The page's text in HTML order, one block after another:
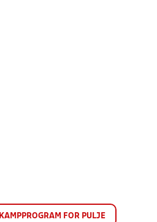
KAMPPROGRAM FOR PULJE